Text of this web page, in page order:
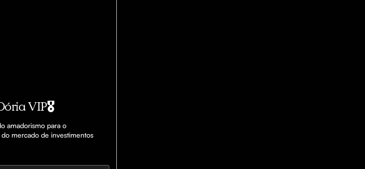
VIP🎖️
amadorismo para o
do mercado de investimentos
esportivos!